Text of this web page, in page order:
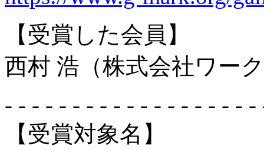
【受賞した会員】
西村 浩（株式会社ワー
- - - - - - - - - - - - - - - - - - -
【受賞対象名】